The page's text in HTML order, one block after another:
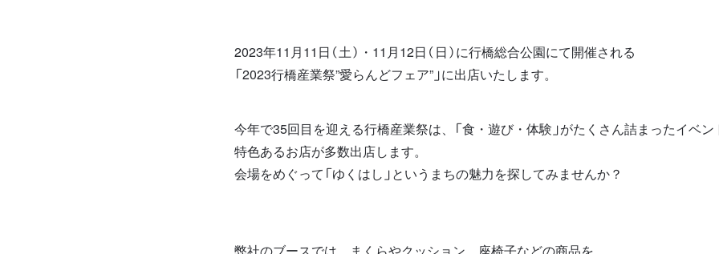
2023年11月11日（土）・11月12日（日）に行橋総合公園にて開催される
「2023行橋産業祭”愛らんどフェア”」に出店いたします。
今年で35回目を迎える行橋産業祭は、「食・遊び・体験」がたくさん詰まったイベ
特色あるお店が多数出店します。
会場をめぐって「ゆくはし」というまちの魅力を探してみませんか？